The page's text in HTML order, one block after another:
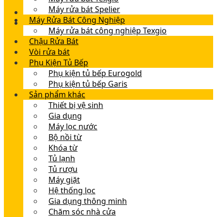
Máy rửa bát Spelier
Máy Rửa Bát Công Nghiệp
Máy rửa bát công nghiệp Texgio
Chậu Rửa Bát
Vòi rửa bát
Phụ Kiện Tủ Bếp
Phụ kiện tủ bếp Eurogold
Phụ kiện tủ bếp Garis
Sản phẩm khác
Thiết bị vệ sinh
Gia dụng
Máy lọc nước
Bộ nồi từ
Khóa từ
Tủ lạnh
Tủ rượu
Máy giặt
Hệ thống lọc
Gia dụng thông minh
Chăm sóc nhà cửa